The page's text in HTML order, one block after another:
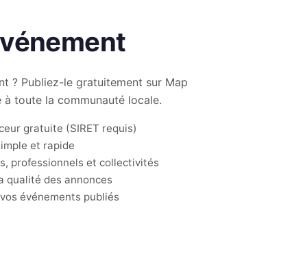
? Publiez-le gratuitement sur Map
toute la communauté locale.
gratuite (SIRET requis)
et rapide
professionnels et collectivités
qualité des annonces
événements publiés